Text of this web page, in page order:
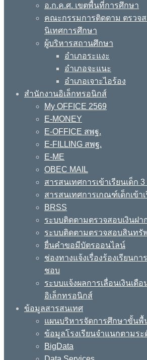
อ.ก.ค.ศ. เขตพื้นที่การศึกษา
คณะกรรมการติดตาม ตรวจส
นิเทศการศึกษา
ผู้บริหารสถานศึกษา
อำเภอระแงะ
อำเภอจะแนะ
อำเภอเจาะไอร้อง
สำนักงานอิเล็กทรอนิกส์
My OFFICE 2569
E-MONEY
E-OFFICE สพฐ.
E-FILLING สพฐ.
E-ME
OBEC MAIL
สารสนเทศการเข้าเรียนเด็ก
สารสนเทศการเกณฑ์เด็กเข้า
BRSS
ระบบติดตามตรวจสอบเงินฝา
ระบบติดตามตรวจสอบสินทรั
ยื่นคำขอมีบัตรออนไลน์
ช่องทางแจ้งเรื่องร้องเรียนก
ชอบ
ระบบแจ้งผลการเลื่อนเงินเดื
อิเล็กทรอนิกส์
ข้อมูลสารสนเทศ
แผนบริหารจัดการศึกษาขั้นพื้
ข้อมูลโรงเรียนจำแนกตามร
BigData